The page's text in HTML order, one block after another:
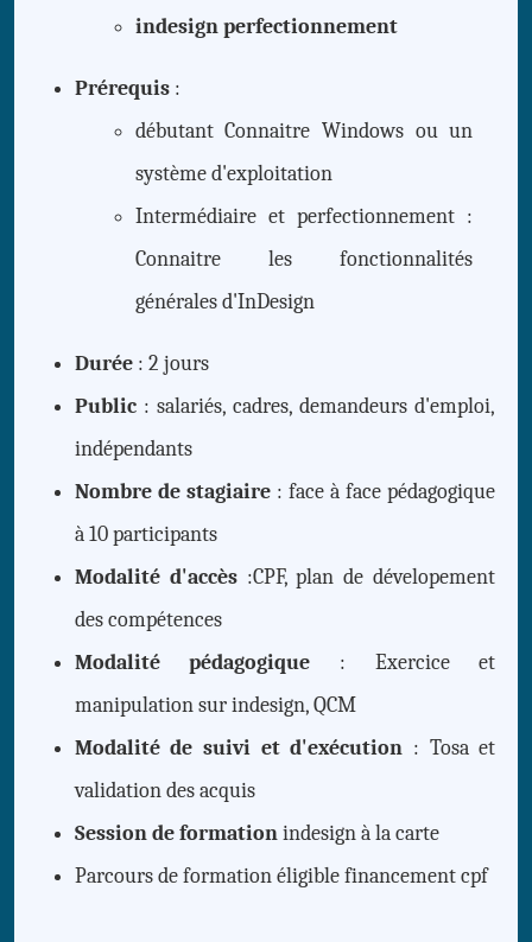
indesign perfectionnement
Prérequis:
débutant Connaitre Windows ou un
système d'exploitation
Intermédiaire et perfectionnement :
Connaitre les fonctionnalités
générales d'InDesign
Durée: 2 jours
Public: salariés, cadres, demandeurs d'emploi,
indépendants
Nombre de stagiaire: face à face pédagogique
à 10 participants
Modalité d'accès :CPF, plan de dévelopement
des compétences
Modalité pédagogique : Exercice et
manipulation sur indesign, QCM
Modalité de suivi et d'exécution : Tosa et
validation des acquis
Session de formationindesign à la carte
Parcours de formation éligible financement cpf